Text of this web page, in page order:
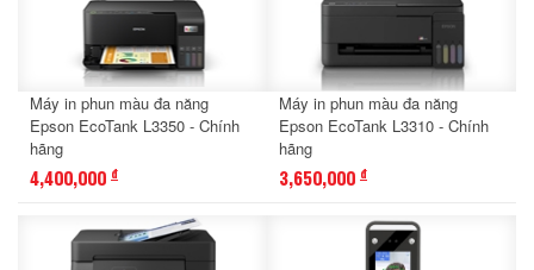
Máy in phun màu đa năng
Epson EcoTank L3350 - Chính
hãng
4,400,000 đ
Máy in phun màu đa năng
Epson EcoTank L3310 - Chính
hãng
3,650,000 đ